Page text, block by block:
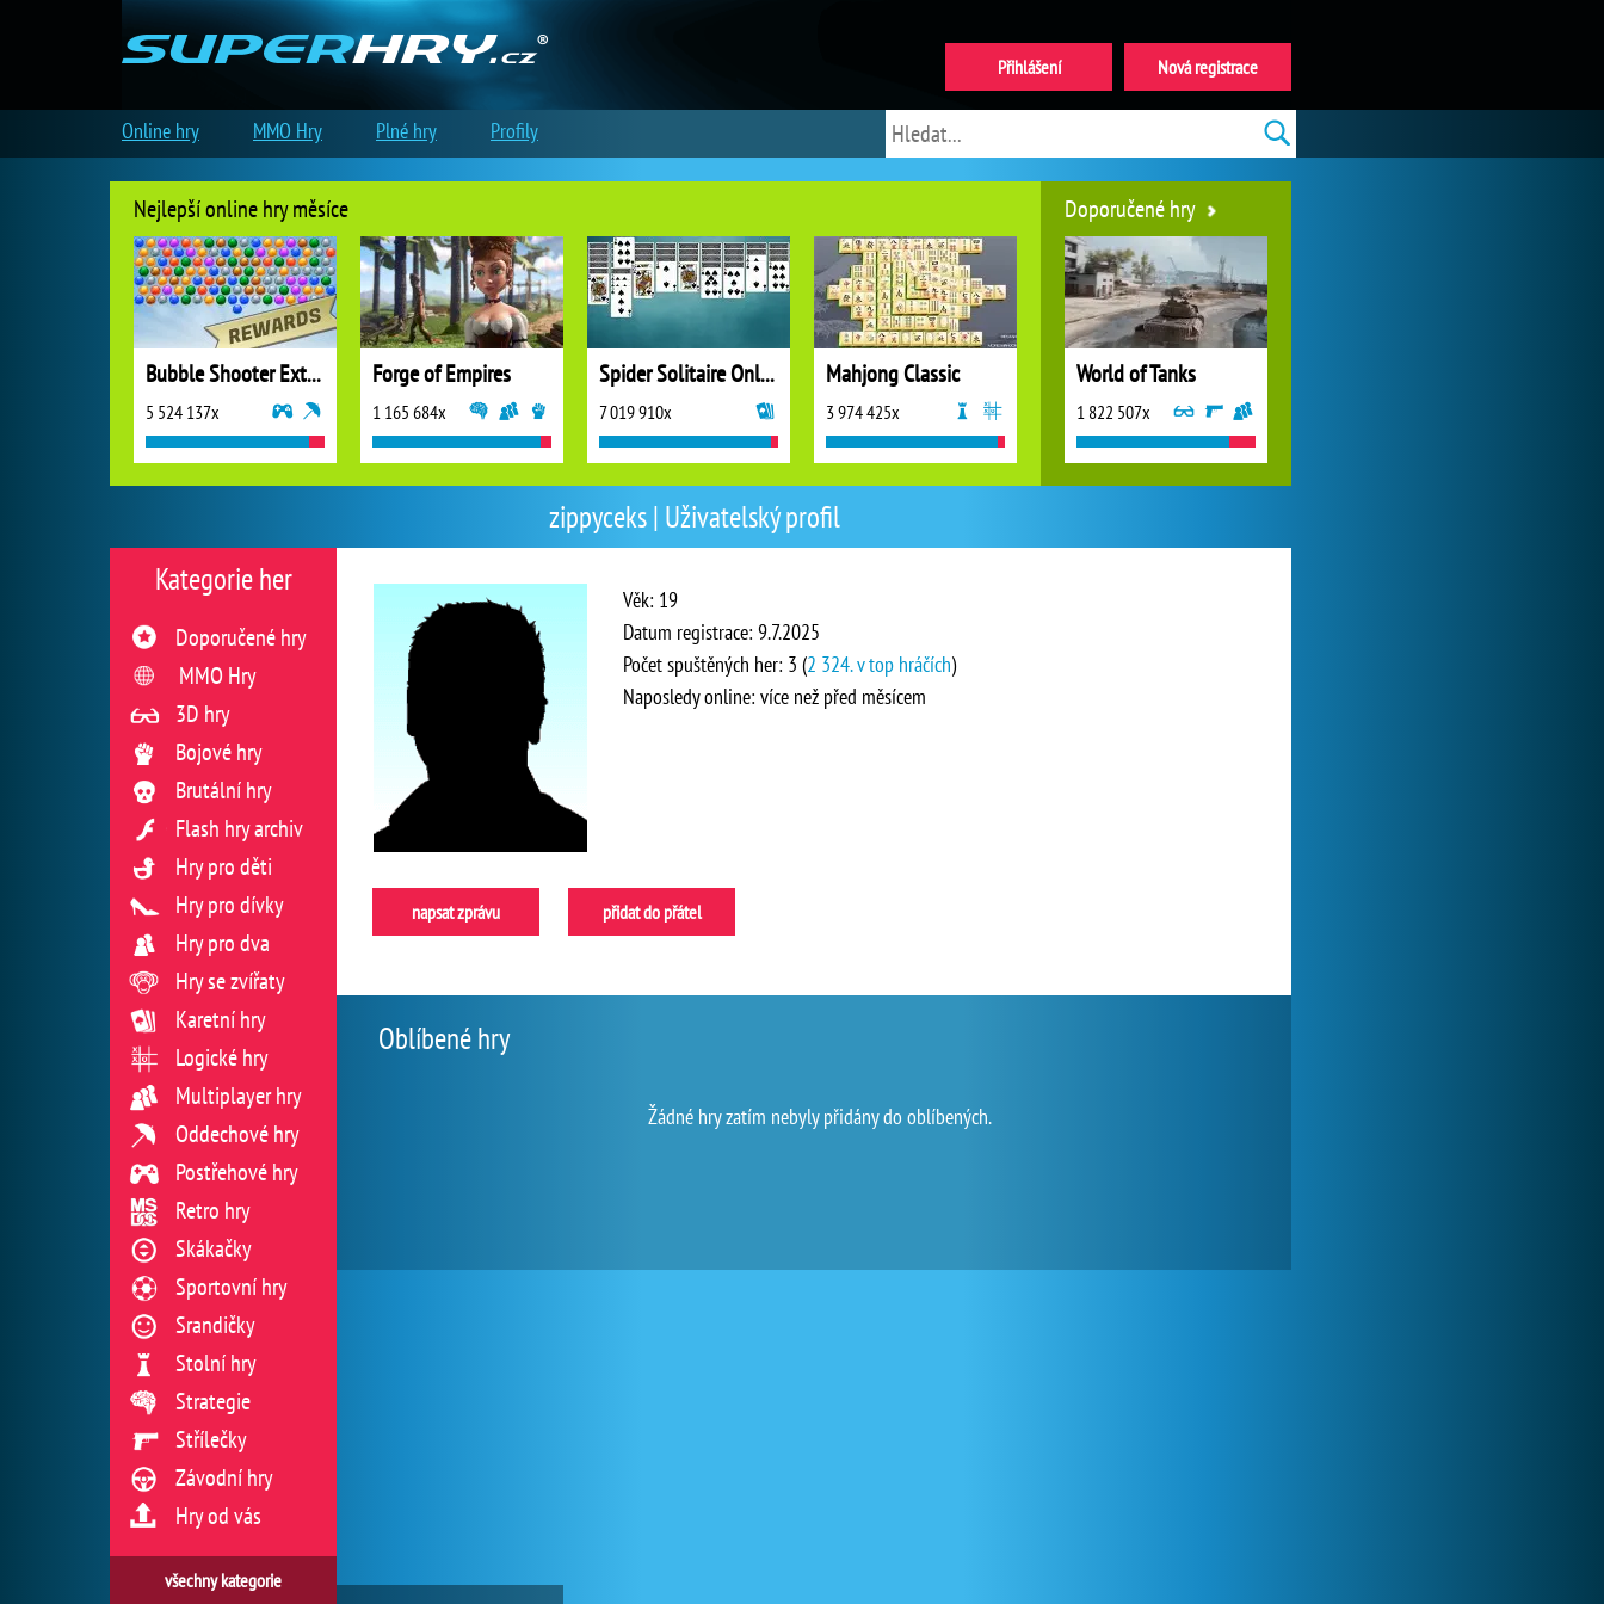
zippyceks | Uživatelský profil
Věk: 19
Datum registrace: 9.7.2025
Počet spuštěných her: 3 (2 324. v top hráčích)
Naposledy online: více než před měsícem
napsat zprávu přidat do přátel
Oblíbené hry
Žádné hry zatím nebyly přidány do oblíbených.
Kategorie her
Doporučené hry
MMO Hry
3D hry
Bojové hry
Brutální hry
Flash hry archiv
Hry pro děti
Hry pro dívky
Hry pro dva
Hry se zvířaty
Karetní hry
Logické hry
Multiplayer hry
Oddechové hry
Postřehové hry
Retro hry
Skákačky
Sportovní hry
Srandičky
Stolní hry
Strategie
Střílečky
Závodní hry
Hry od vás
všechny kategorie
Nejlepší online hry měsíce
Bubble Shooter Extreme
5 524 137x
Forge of Empires
1 165 684x
Spider Solitaire Online
7 019 910x
Mahjong Classic
3 974 425x
Doporučené hry
World of Tanks
1 822 507x
Nová registrace
Přihlášení
Online hry MMO Hry Plné hry Profily